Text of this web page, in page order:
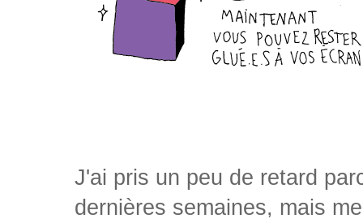
J'ai pris un peu de retard
dernières semaines, mais